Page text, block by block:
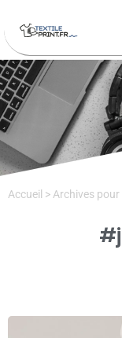
Accueil > Archives